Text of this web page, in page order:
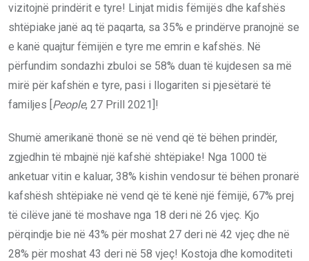
vizitojnë prindërit e tyre! Linjat midis fëmijës dhe kafshës
shtëpiake janë aq të paqarta, sa 35% e prindërve pranojnë se
e kanë quajtur fëmijën e tyre me emrin e kafshës. Në
përfundim sondazhi zbuloi se 58% duan të kujdesen sa më
mirë për kafshën e tyre, pasi i llogariten si pjesëtarë të
familjes [People, 27 Prill 2021]!
Shumë amerikanë thonë se në vend që të bëhen prindër,
zgjedhin të mbajnë një kafshë shtëpiake! Nga 1000 të
anketuar vitin e kaluar, 38% kishin vendosur të bëhen pronarë
kafshësh shtëpiake në vend që të kenë një fëmijë, 67% prej
të cilëve janë të moshave nga 18 deri në 26 vjeç. Kjo
përqindje bie në 43% për moshat 27 deri në 42 vjeç dhe në
28% për moshat 43 deri në 58 vjeç! Kostoja dhe komoditeti